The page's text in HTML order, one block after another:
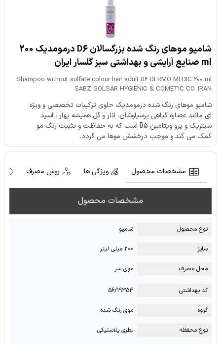
شامپو موهای رنگ شده بزرگسالان D6 درمومدیک 200
ml صنایع آرایشی و بهداشتی سبز گلسار ایران
Shampoo without sulfate colour hair adult D6 DERMO MEDIC 200 ml
SABZ GOLSAR HYGIENIC & COMETIC CO. IRAN
شامپو موهای رنگ شده درمومدیک حاوی ترکیبات تخصصی و ویژه
ای مانند عصاره گیاهی پرسیاوشان، انار و گل همیشه بهار ، اسید
سیتریک و پرو ویتامین B5 است که به حفاظت و تثبیت رنگ مو
کمک می کند و موجب درخشش موها می گردد.
مشخصات محصول ویژگی ها روش مصرف
مشخصات محصول
نوع محصول شامپو
سایز 200 میلی لیتر
محل مصرف موی سر
کد بهداشتی 56/19354
گروه موی رنگ شده
نوع محفظه بطری پلاستیکی